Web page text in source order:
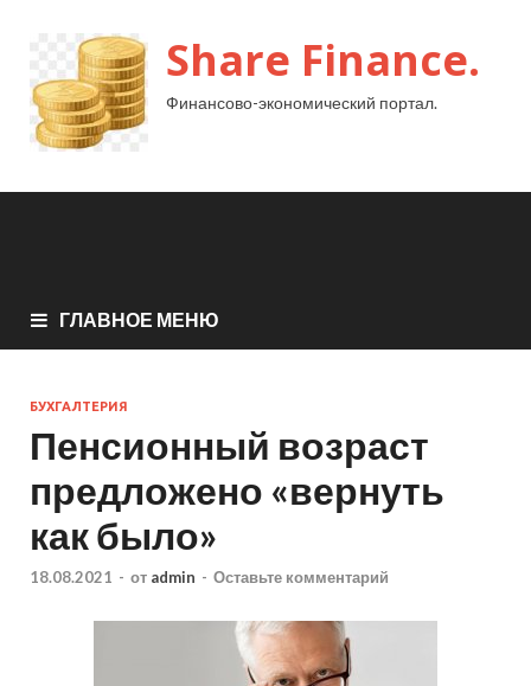
Share Finance.
Финансово-экономический портал.
ГЛАВНОЕ МЕНЮ
БУХГАЛТЕРИЯ
Пенсионный возраст
предложено «вернуть
как было»
18.08.2021 - от admin - Оставьте комментарий